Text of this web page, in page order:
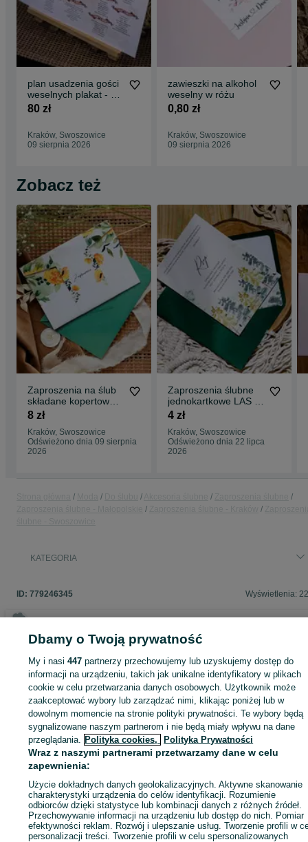
plan usadzenia gości
weselnych plakat - w
stylu Harrego Pottera
80 zł
Kraków, Swoszowice
09 sierpnia 2026
zawieszki na alkohol
weselny w różu
0,80 zł
Kraków, Swoszowice
09 sierpnia 2026
Zobacz też
Zaproszenia na ślub
składane kopertowe
SŁONECZNIKI GOLD
8 zł
Kraków, Swoszowice
Odświeżono dnia 09 sierpnia
2026
Zaproszenia ślubne
jednokartkowe LAS I
PTAKI
4 zł
Kraków, Swoszowice
Odświeżono dnia 22 lipca
2026
KATEGORIA
ID: 779246345 Wyświetlenia:
Zaloguj się lub załóż konto na OLX, aby skontaktować się z
sprzedającym
Zaloguj się / Załóż konto
Zadzwoń / SMS Wyślij wiadomość
Dbamy o Twoją prywatność
My i nasi447 partnerzy przechowujemy lub uzyskujemy dostęp do
informacji na urządzeniu, takich jak unikalne identyfikatory w plikach
cookie w celu przetwarzania danych osobowych. Użytkownik może
zaakceptować wybory lub zarządzać nimi, klikając poniżej lub w
dowolnym momencie na stronie polityki prywatności. Te wybory będą
sygnalizowane naszym partnerom i nie będą miały wpływu na dane
przeglądania. Polityka cookies, Polityka Prywatności
Wraz z naszymi partnerami przetwarzamy dane w celu
zapewnienia:
Użycie dokładnych danych geolokalizacyjnych. Aktywne skanowanie
charakterystyki urządzenia do celów identyfikacji. Rozumienie
odbiorców dzięki statystyce lub kombinacji danych z różnych źródeł.
Przechowywanie informacji na urządzeniu lub dostęp do nich. Pomiar
efektywności reklam. Rozwój i ulepszanie usług. Tworzenie profili w
personalizacji treści. Tworzenie profili w celu spersonalizowanych